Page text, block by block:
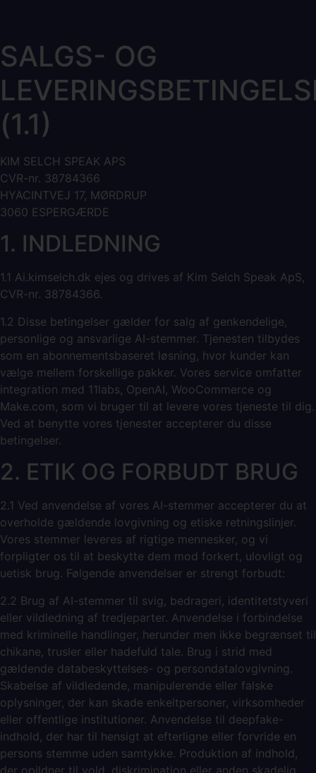
SALGS- OG
(1.1)
KIM SELCH SPEAK APS
CVR-nr. 38784366
HYACINTVEJ 17, MØRDRUP
3060 ESPERGÆRDE
1. INDLEDNING
1.1 Ai.kimselch.dk ejes og drives af Kim Selch Speak ApS,
CVR-nr. 38784366.
1.2 Disse betingelser gælder for salg af genkendelige,
personlige og ansvarlige AI-stemmer. Tjenesten tilbydes
som en abonnementsbaseret løsning, hvor kunder kan
vælge mellem forskellige pakker. Vores service omfatter
integration med 11labs, OpenAI, WooCommerce og
Make.com, som vi bruger til at levere vores tjeneste til dig.
Ved at benytte vores tjenester accepterer du disse
betingelser.
2. ETIK OG FORBUDT BRUG
2.1 Ved anvendelse af vores AI-stemmer accepterer du at
overholde gældende lovgivning og etiske retningslinjer.
Vores stemmer leveres af rigtige mennesker, og vi
forpligter os til at beskytte dem mod forkert, ulovligt og
uetisk brug. Følgende anvendelser er strengt forbudt:
2.2 Brug af AI-stemmer til svig, bedrageri, identitetstyveri
eller vildledning af tredjeparter. Anvendelse i forbindelse
med kriminelle handlinger, herunder men ikke begrænset til
chikane, trusler eller hadefuld tale. Brug i strid med
gældende databeskyttelses- og persondatalovgivning.
Skabelse af vildledende, manipulerende eller falske
oplysninger, der kan skade enkeltpersoner, virksomheder
eller offentlige institutioner. Anvendelse til deepfake-
indhold, der har til hensigt at efterligne eller forvride en
persons stemme uden samtykke. Produktion af indhold,
der opildner til vold, diskrimination eller anden skadelig